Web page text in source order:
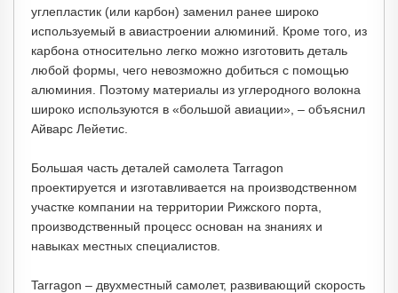
углепластик (или карбон) заменил ранее широко
используемый в авиастроении алюминий. Кроме того, из
карбона относительно легко можно изготовить деталь
любой формы, чего невозможно добиться с помощью
алюминия. Поэтому материалы из углеродного волокна
широко используются в «большой авиации», – объяснил
Айварс Лейетис.
Большая часть деталей самолета Tarragon
проектируется и изготавливается на производственном
участке компании на территории Рижского порта,
производственный процесс основан на знаниях и
навыках местных специалистов.
Tarragon – двухместный самолет, развивающий скорость